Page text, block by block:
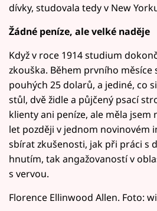
dívky, studovala tedy v New
Žádné peníze, ale velké naděje
Když v roce 1914 studium
zkouška. Během prvního měsíce
pouhých 25 dolarů, a jediné, co
stůl, dvě židle a půjčený psací
klienty ani peníze, ale měla jsem
let později v jednom novinovém
sbírat zkušenosti, jak při práci s
hnutím, tak angažovaností v
s vervou.
Florence Ellinwood Allen. Foto: